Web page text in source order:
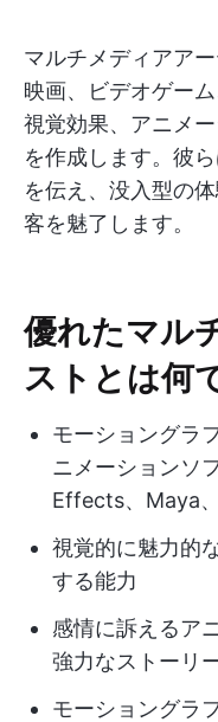
マルチメディアア
映画、ビデオゲー
視覚効果、アニメ
を作成します。彼
を伝え、没入型の
客を魅了します。
優れたマル
ストとは何
モーショングラ
ニメーションソ
Effects、Maya
視覚的に魅力的
する能力
感情に訴えるア
強力なストーリ
モーショングラ